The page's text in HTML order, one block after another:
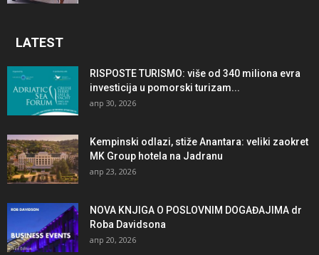
LATEST
RISPOSTE TURISMO: više od 340 miliona evra
investicija u pomorski turizam...
апр 30, 2026
Kempinski odlazi, stiže Anantara: veliki zaokret
MK Group hotela na Jadranu
апр 23, 2026
NOVA KNJIGA O POSLOVNIM DOGAĐAJIMA dr
Roba Davidsona
апр 20, 2026